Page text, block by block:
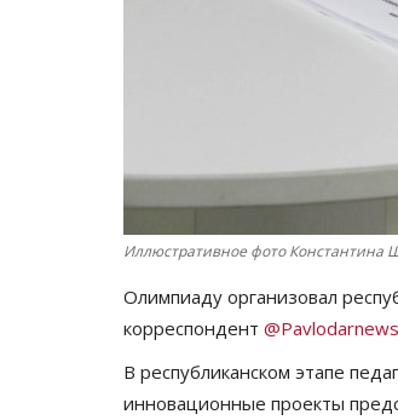
Иллюстративное фото Константина
Олимпиаду организовал
корреспондент
В республиканском этапе
инновационные проекты